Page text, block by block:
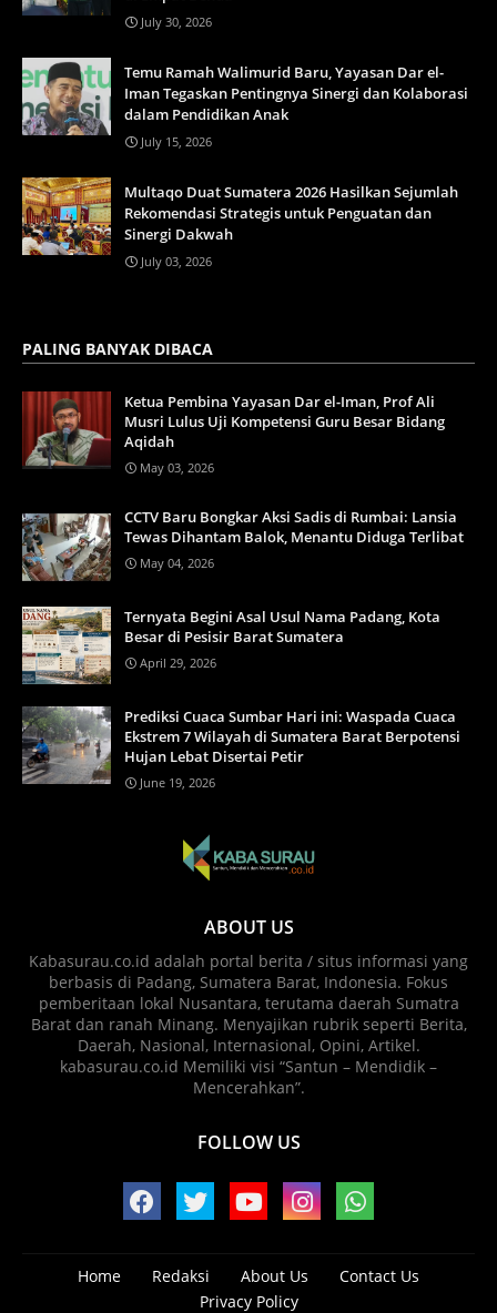
July 30, 2026
Temu Ramah Walimurid Baru, Yayasan Dar el-
Iman Tegaskan Pentingnya Sinergi dan Kolaborasi
dalam Pendidikan Anak
July 15, 2026
Multaqo Duat Sumatera 2026 Hasilkan Sejumlah
Rekomendasi Strategis untuk Penguatan dan
Sinergi Dakwah
July 03, 2026
PALING BANYAK DIBACA
Ketua Pembina Yayasan Dar el-Iman, Prof Ali
Musri Lulus Uji Kompetensi Guru Besar Bidang
Aqidah
May 03, 2026
CCTV Baru Bongkar Aksi Sadis di Rumbai: Lansia
Tewas Dihantam Balok, Menantu Diduga Terlibat
May 04, 2026
Ternyata Begini Asal Usul Nama Padang, Kota
Besar di Pesisir Barat Sumatera
April 29, 2026
Prediksi Cuaca Sumbar Hari ini: Waspada Cuaca
Ekstrem 7 Wilayah di Sumatera Barat Berpotensi
Hujan Lebat Disertai Petir
June 19, 2026
ABOUT US
Kabasurau.co.id adalah portal berita / situs informasi yang
berbasis di Padang, Sumatera Barat, Indonesia. Fokus
pemberitaan lokal Nusantara, terutama daerah Sumatra
Barat dan ranah Minang. Menyajikan rubrik seperti Berita,
Daerah, Nasional, Internasional, Opini, Artikel.
kabasurau.co.id Memiliki visi “Santun – Mendidik –
Mencerahkan”.
FOLLOW US
Home Redaksi About Us
Contact Us
Privacy Policy